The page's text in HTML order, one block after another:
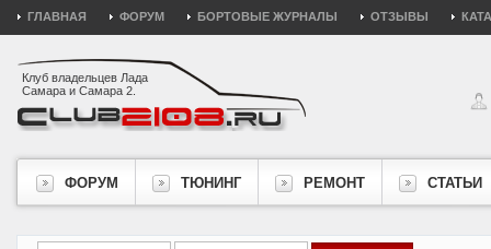
ГЛАВНАЯ ФОРУМ БОРТОВЫЕ ЖУРНАЛЫ ОТЗЫВЫ
Клуб владельцев Лада
Самара и Самара 2.
ФОРУМ ТЮНИНГ РЕМОНТ СТАТЬИ